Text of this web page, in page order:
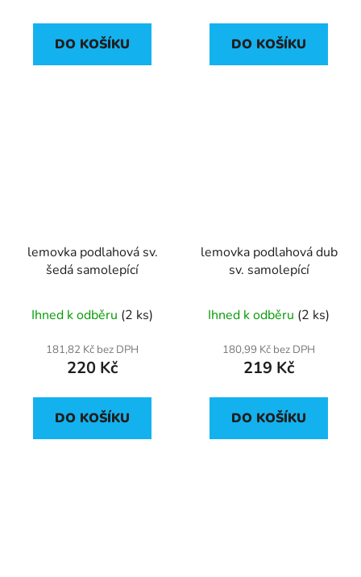
DO KOŠÍKU DO KOŠÍKU
lemovka podlahová sv.
šedá samolepící
Ihned k odběru (2 ks)
181,82 Kč bez DPH
220 Kč
DO KOŠÍKU
lemovka podlahová dub
sv. samolepící
Ihned k odběru (2 ks)
180,99 Kč bez DPH
219 Kč
DO KOŠÍKU